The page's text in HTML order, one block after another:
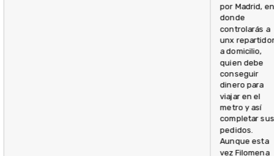
por Madrid, en
donde
controlarás a
unx
a domicilio,
quien debe
conseguir
dinero para
viajar en el
metro y así
completar sus
pedidos.
Aunque esta
vez Filomena